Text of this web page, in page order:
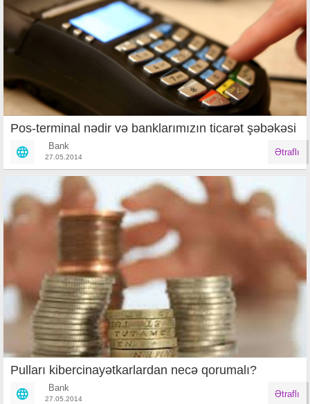
Pos-terminal nədir və banklarımızın ticarət şəbəkəsi
Bank
27.05.2014 Ətraflı
Pulları kibercinayətkarlardan necə qorumalı?
Bank
27.05.2014 Ətraflı